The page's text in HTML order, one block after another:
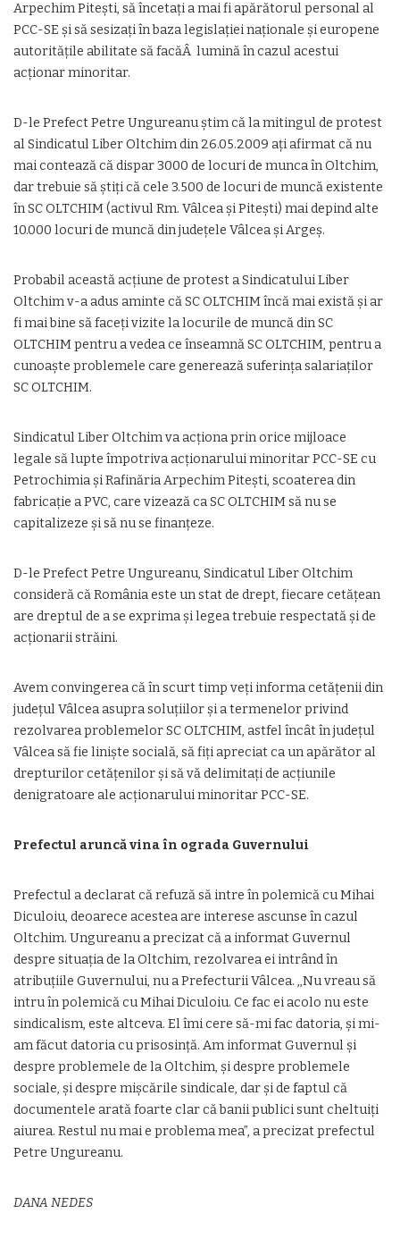
Arpechim Pitești, să încetați a mai fi apărătorul personal al
PCC-SE și să sesizați în baza legislației naționale și europene
autoritățile abilitate să facăÂ lumină în cazul acestui
acționar minoritar.
D-le Prefect Petre Ungureanu știm că la mitingul de protest
al Sindicatul Liber Oltchim din 26.05.2009 ați afirmat că nu
mai contează că dispar 3000 de locuri de munca în Oltchim,
dar trebuie să știți că cele 3.500 de locuri de muncă existente
în SC OLTCHIM (activul Rm. Vâlcea și Pitești) mai depind alte
10.000 locuri de muncă din județele Vâlcea și Argeș.
Probabil această acțiune de protest a Sindicatului Liber
Oltchim v-a adus aminte că SC OLTCHIM încă mai există și ar
fi mai bine să faceți vizite la locurile de muncă din SC
OLTCHIM pentru a vedea ce înseamnă SC OLTCHIM, pentru a
cunoaște problemele care generează suferința salariaților
SC OLTCHIM.
Sindicatul Liber Oltchim va acționa prin orice mijloace
legale să lupte împotriva acționarului minoritar PCC-SE cu
Petrochimia și Rafinăria Arpechim Pitești, scoaterea din
fabricație a PVC, care vizează ca SC OLTCHIM să nu se
capitalizeze și să nu se finanțeze.
D-le Prefect Petre Ungureanu, Sindicatul Liber Oltchim
consideră că România este un stat de drept, fiecare cetățean
are dreptul de a se exprima și legea trebuie respectată și de
acționarii străini.
Avem convingerea că în scurt timp veți informa cetățenii din
județul Vâlcea asupra soluțiilor și a termenelor privind
rezolvarea problemelor SC OLTCHIM, astfel încât în județul
Vâlcea să fie liniște socială, să fiți apreciat ca un apărător al
drepturilor cetățenilor și să vă delimitați de acțiunile
denigratoare ale acționarului minoritar PCC-SE.
Prefectul aruncă vina în ograda Guvernului
Prefectul a declarat că refuză să intre în polemică cu Mihai
Diculoiu, deoarece acestea are interese ascunse în cazul
Oltchim. Ungureanu a precizat că a informat Guvernul
despre situația de la Oltchim, rezolvarea ei intrând în
atribuțiile Guvernului, nu a Prefecturii Vâlcea. ,,Nu vreau să
intru în polemică cu Mihai Diculoiu. Ce fac ei acolo nu este
sindicalism, este altceva. El îmi cere să-mi fac datoria, și mi-
am făcut datoria cu prisosință. Am informat Guvernul și
despre problemele de la Oltchim, și despre problemele
sociale, și despre mișcările sindicale, dar și de faptul că
documentele arată foarte clar că banii publici sunt cheltuiți
aiurea. Restul nu mai e problema mea”, a precizat prefectul
Petre Ungureanu.
DANA NEDES